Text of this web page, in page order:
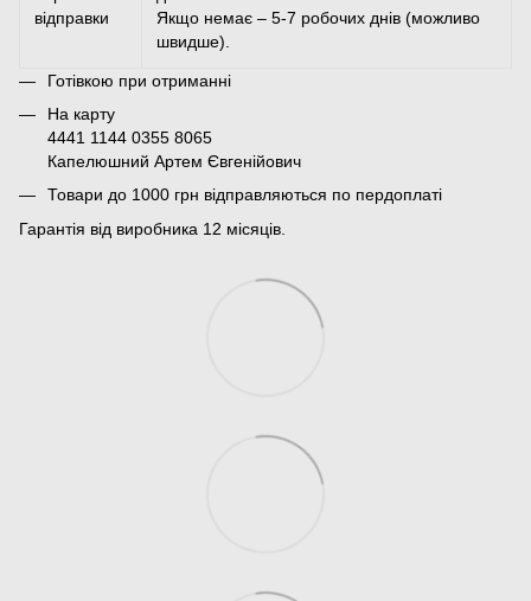
відправки
Якщо немає – 5-7 робочих днів (можливо
швидше).
Готівкою при отриманні
На карту
4441 1144 0355 8065
Капелюшний Артем Євгенійович
Товари до 1000 грн відправляються по пердоплаті
Гарантія від виробника 12 місяців.